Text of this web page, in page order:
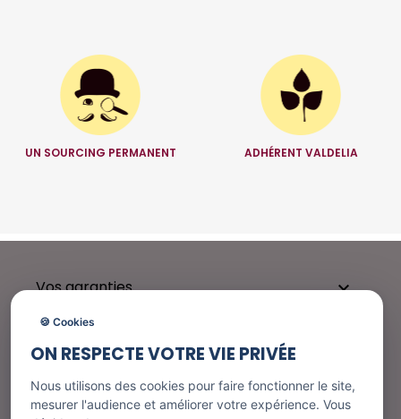
UN SOURCING PERMANENT ADHÉRENT VALDELIA
Vos garanties 
Besoin d'aide ?
🍪 Cookies
ON RESPECTE VOTRE VIE PRIVÉE
Nous utilisons des cookies pour faire fonctionner le site,
mesurer l'audience et améliorer votre expérience. Vous